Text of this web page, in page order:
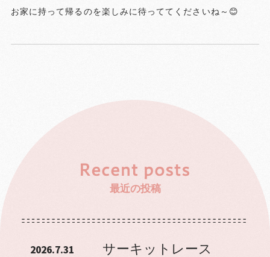
お家に持って帰るのを楽しみに待っててくださいね～😊
最近の投稿
2026.7.31 サーキットレース